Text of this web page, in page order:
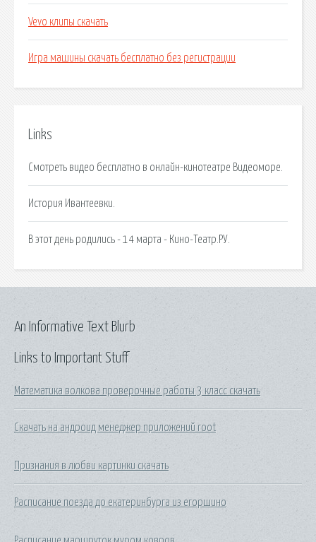
Vevo клипы скачать
Игра машины скачать бесплатно без регистрации
Links
Смотреть видео бесплатно в онлайн-кинотеатре Видеоморе.
История Ивантеевки.
В этот день родились - 14 марта - Кино-Театр.РУ.
Links to Important Stuff
Математика волкова проверочные работы 3 класс скачать
Скачать на андроид менеджер приложений root
Признания в любви картинки скачать
Расписание поезда до екатеринбурга из егоршино
An Informative Text Blurb